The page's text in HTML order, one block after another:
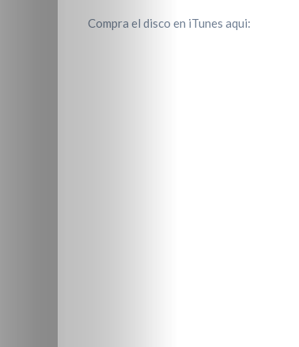
Compra el disco en iTunes aqui: